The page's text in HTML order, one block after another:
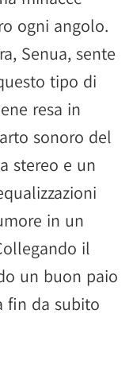
ogni angolo.
Senua, sente
tipo di
resa in
sonoro del
stereo e un
in un
il
un buon paio
fin da subito